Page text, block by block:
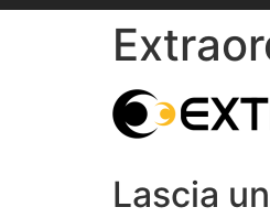
Lascia